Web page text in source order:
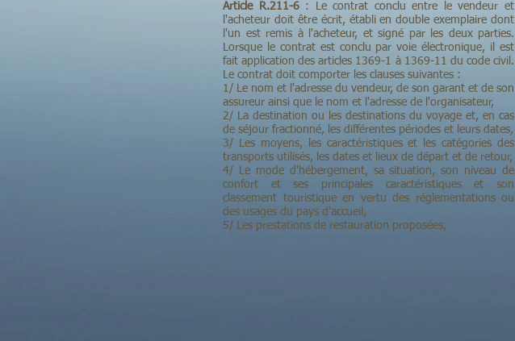
Article R.211-6: Le contrat conclu entre le vendeur et
l'acheteur doit être écrit, établi en double exemplaire dont
l'un est remis à l'acheteur, et signé par les deux parties.
Lorsque le contrat est conclu par voie électronique, il est
fait application des articles 1369-1 à 1369-11 du code civil.
Le contrat doit comporter les clauses suivantes :
1/ Le nom et l'adresse du vendeur, de son garant et de son
assureur ainsi que le nom et l'adresse de l'organisateur,
2/ La destination ou les destinations du voyage et, en cas
de séjour fractionné, les différentes périodes et leurs dates,
3/ Les moyens, les caractéristiques et les catégories des
transports utilisés, les dates et lieux de départ et de retour,
4/ Le mode d'hébergement, sa situation, son niveau de
confort et ses principales caractéristiques et son
classement touristique en vertu des réglementations ou
des usages du pays d'accueil,
5/ Les prestations de restauration proposées,